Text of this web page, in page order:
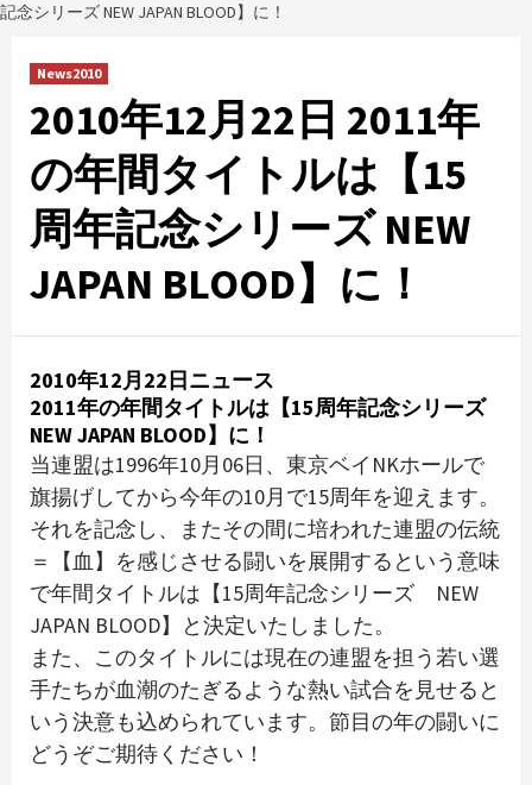
記念シリーズ NEW JAPAN BLOOD】に！
News2010
2010年12月22日 2011年
の年間タイトルは【15
周年記念シリーズ NEW
JAPAN BLOOD】に！
2010年12月22日ニュース
2011年の年間タイトルは【15周年記念シリーズ
NEW JAPAN BLOOD】に！
当連盟は1996年10月06日、東京ベイNKホールで
旗揚げしてから今年の10月で15周年を迎えます。
それを記念し、またその間に培われた連盟の伝統
＝【血】を感じさせる闘いを展開するという意味
で年間タイトルは【15周年記念シリーズ NEW
JAPAN BLOOD】と決定いたしました。
また、このタイトルには現在の連盟を担う若い選
手たちが血潮のたぎるような熱い試合を見せると
いう決意も込められています。節目の年の闘いに
どうぞご期待ください！